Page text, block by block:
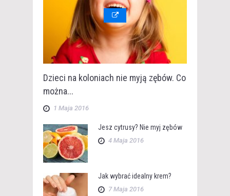
Dzieci na koloniach nie myją zębów. Co
można...
1 Maja 2016
Jesz cytrusy? Nie myj zębów
4 Maja 2016
Jak wybrać idealny krem?
7 Maja 2016